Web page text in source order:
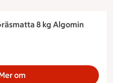
8 kg Algomin
om